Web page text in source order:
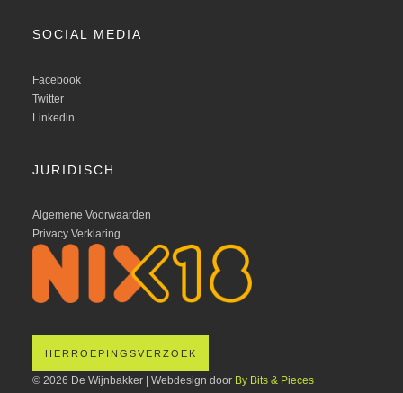
SOCIAL MEDIA
Facebook
Twitter
Linkedin
JURIDISCH
Algemene Voorwaarden
Privacy Verklaring
HERROEPINGSVERZOEK
© 2026 De Wijnbakker | Webdesign door By Bits & Pieces